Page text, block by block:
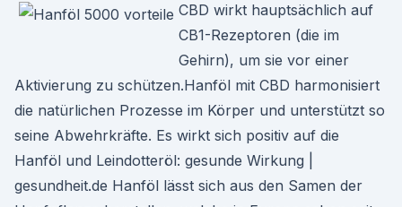
CBD wirkt hauptsächlich auf
CB1-Rezeptoren (die im
Gehirn), um sie vor einer
Aktivierung zu schützen.Hanföl mit CBD harmonisiert
die natürlichen Prozesse im Körper und unterstützt so
seine Abwehrkräfte. Es wirkt sich positiv auf die
Hanföl und Leindotteröl: gesunde Wirkung |
gesundheit.de Hanföl lässt sich aus den Samen der